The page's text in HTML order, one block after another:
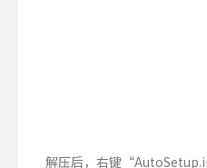
解压后，右键